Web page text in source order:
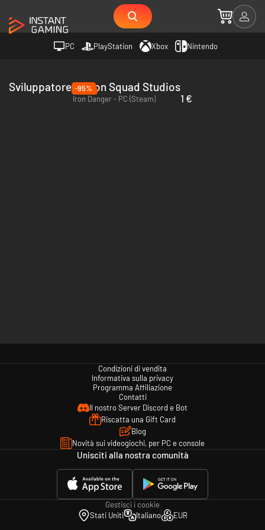
PC PlayStation Xbox Nintendo
Sviluppatore Action Squad Studios
-95%
Iron Danger - PC (Steam)
1 €
Condizioni di vendita
Informativa sulla privacy
Programma Affiliazione
Contatti
Il nostro Server Discord e Bot
Riscatta una Gift Card
Blog
Novità sui videogiochi, per PC e console
Unisciti alla nostra comunità
Gestisci i cookie
Stati Uniti
Italiano EUR